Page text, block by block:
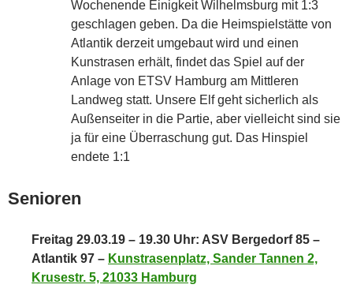
Wochenende Einigkeit Wilhelmsburg mit 1:3
geschlagen geben. Da die Heimspielstätte von
Atlantik derzeit umgebaut wird und einen
Kunstrasen erhält, findet das Spiel auf der
Anlage von ETSV Hamburg am Mittleren
Landweg statt. Unsere Elf geht sicherlich als
Außenseiter in die Partie, aber vielleicht sind sie
ja für eine Überraschung gut. Das Hinspiel
endete 1:1
Senioren
Freitag 29.03.19 – 19.30 Uhr: ASV Bergedorf 85 –
Atlantik 97 – Kunstrasenplatz, Sander Tannen 2,
Krusestr. 5, 21033 Hamburg